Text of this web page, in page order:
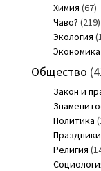
Химия (67)
Чаво? (219)
Экология
Экономика
Общество
Закон и
Политика
Религия